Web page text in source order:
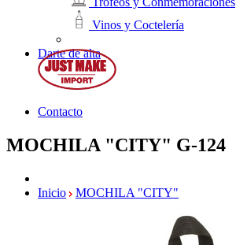
Vinos y Coctelería
Darte de alta
Contacto
MOCHILA "CITY" G-124
Inicio MOCHILA "CITY"